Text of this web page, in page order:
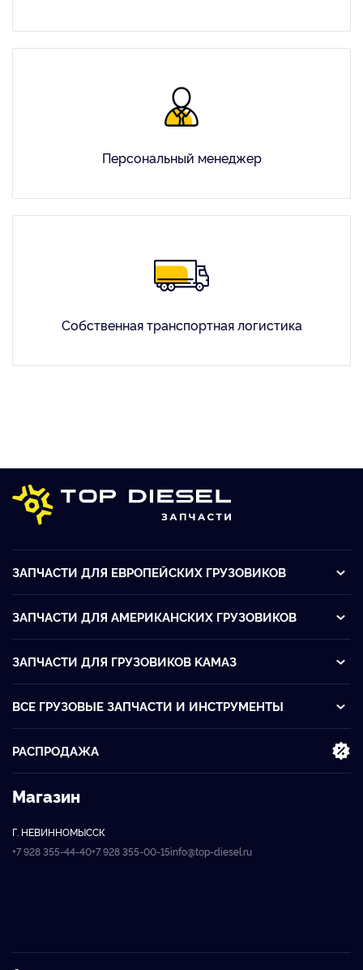
Персональный менеджер
Собственная транспортная логистика
ЗАПЧАСТИ ДЛЯ ЕВРОПЕЙСКИХ ГРУЗОВИКОВ
ЗАПЧАСТИ ДЛЯ АМЕРИКАНСКИХ ГРУЗОВИКОВ
ЗАПЧАСТИ ДЛЯ ГРУЗОВИКОВ KАМАЗ
ВСЕ ГРУЗОВЫЕ ЗАПЧАСТИ И ИНСТРУМЕНТЫ
РАСПРОДАЖА
Магазин
Г. НЕВИННОМЫССК
+7 928 355-44-40+7 928 355-00-15info@top-diesel.ru